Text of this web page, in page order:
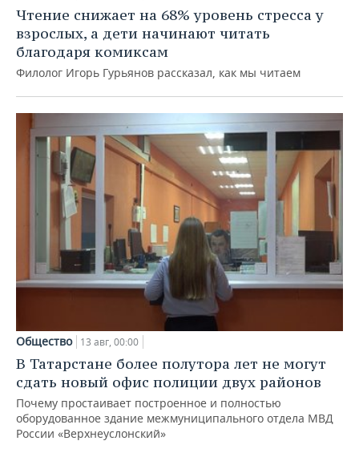
Чтение снижает на 68% уровень стресса у
взрослых, а дети начинают читать
благодаря комиксам
Филолог Игорь Гурьянов рассказал, как мы читаем
Общество 13 авг, 00:00
В Татарстане более полутора лет не могут
сдать новый офис полиции двух районов
Почему простаивает построенное и полностью
оборудованное здание межмуниципального отдела МВД
России «Верхнеуслонский»